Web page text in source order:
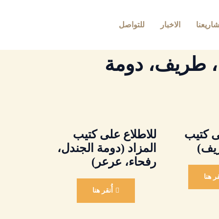
الاخبار للتواصل
طريف، دومة
كتيب
هنا
للاطلاع على كتيب
المزاد (دومة الجندل،
رفحاء، عرعر)
أُنقر هنا